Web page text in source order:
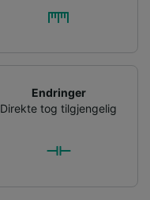
Endringer
Direkte tog tilgjengelig